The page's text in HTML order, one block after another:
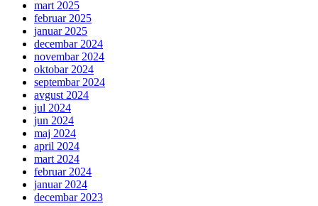
mart 2025
februar 2025
januar 2025
decembar 2024
novembar 2024
oktobar 2024
septembar 2024
avgust 2024
jul 2024
jun 2024
maj 2024
april 2024
mart 2024
februar 2024
januar 2024
decembar 2023